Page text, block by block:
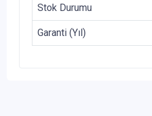
Stok Durumu
Garanti (Yıl)